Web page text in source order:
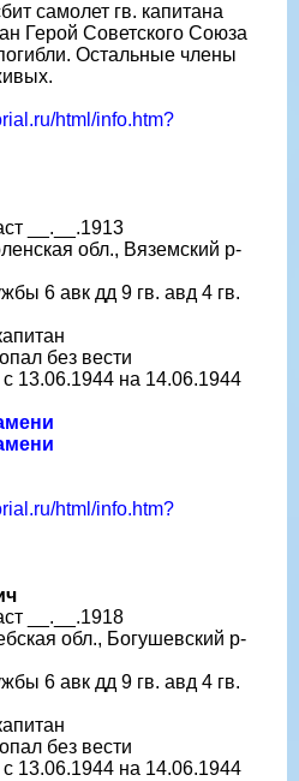
самолет гв. капитана
Герой Советского Союза
Остальные члены
html/info.htm?
__.__.1913
обл., Вяземский р-
6 авк дд 9 гв. авд 4 гв.
без вести
13.06.1944 на 14.06.1944
html/info.htm?
__.__.1918
обл., Богушевский р-
6 авк дд 9 гв. авд 4 гв.
без вести
13.06.1944 на 14.06.1944